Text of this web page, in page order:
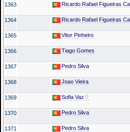
1363 Ricardo Rafael Figueiras
1364 Ricardo Rafael Figueiras
1365 Vitor Pinheiro
1366 Tiago Gomes
1367 Pedro Silva
1368 Joao Vieira
1369 Sofia Vaz
1370 Pedro Silva
1371 Pedro Silva